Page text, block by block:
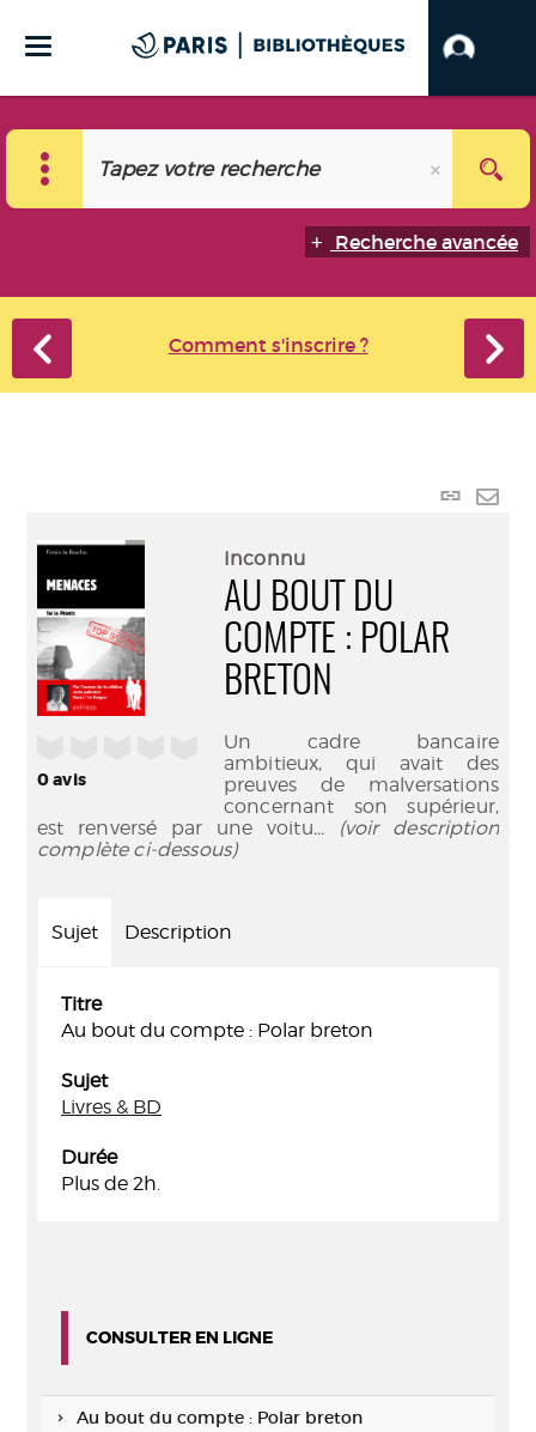
Recherche avancée
Comment s'inscrire ?
Lien
0avis
Inconnu
AU BOUT DU
COMPTE : POLAR
BRETON
Un cadre bancaire
ambitieux, qui avait des
preuves de malversations
concernant son supérieur,
est renversé par une voitu... (voir description
complète ci-dessous)
Sujet Description
Titre
Au bout du compte : Polar breton
Sujet
Livres & BD
Durée
Plus de 2h.
CONSULTER EN LIGNE
Au bout du compte : Polar breton